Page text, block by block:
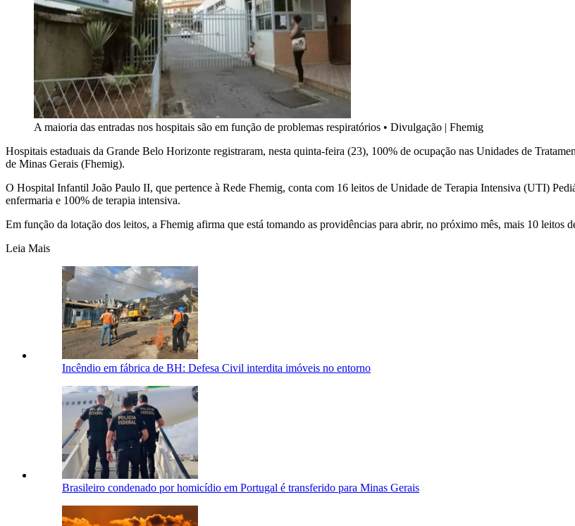
A maioria das entradas nos hospitais são em função de problemas respiratórios • Divulgação | Fhemig
Hospitais estaduais da Grande Belo Horizonte registraram, nesta quinta-feira (23), 100% de ocupação nas Unidades de
de Minas Gerais (Fhemig).
O Hospital Infantil João Paulo II, que pertence à Rede Fhemig, conta com 16 leitos de Unidade de Terapia Intensiva (UTI)
enfermaria e 100% de terapia intensiva.
Em função da lotação dos leitos, a Fhemig afirma que está tomando as providências para abrir, no próximo mês, mais 10
Leia Mais
Incêndio em fábrica de BH: Defesa Civil interdita imóveis no entorno
Brasileiro condenado por homicídio em Portugal é transferido para Minas Gerais